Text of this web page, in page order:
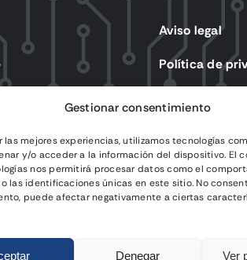
Gestionar consentimiento
las mejores experiencias, utilizamos tecnologías
y/o acceder a la información del dispositivo. El
nos permitirá procesar datos como el
las identificaciones únicas en este sitio. No
puede afectar negativamente a ciertas
Denegar Ver
Aviso legal
Política de